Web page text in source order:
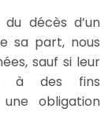
décès d’un
sa part, nous
sauf si leur
à des fins
obligation